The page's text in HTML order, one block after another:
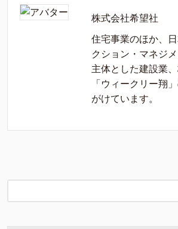
株式会社希望社
住宅事業のほか、
クション・マネジ
主体とした建設業
「ウィークリー翔
がけています。